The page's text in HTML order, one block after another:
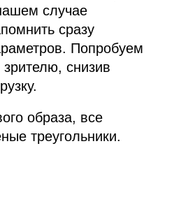
случае
сразу
Попробуем
зрителю, снизив
образа, все
треугольники.